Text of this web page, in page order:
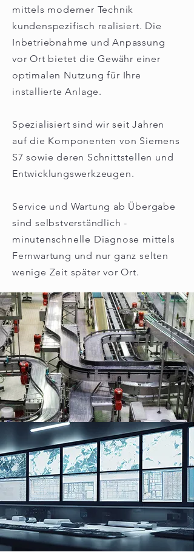
mittels moderner Technik
kundenspezifisch realisiert. Die
Inbetriebnahme und Anpassung
vor Ort bietet die Gewähr einer
optimalen Nutzung für Ihre
installierte Anlage.
Spezialisiert sind wir seit Jahren
auf die Komponenten von Siemens
S7 sowie deren Schnittstellen und
Entwicklungswerkzeugen.
Service und Wartung ab Übergabe
sind selbstverständlich -
minutenschnelle Diagnose mittels
Fernwartung und nur ganz selten
wenige Zeit später vor Ort.